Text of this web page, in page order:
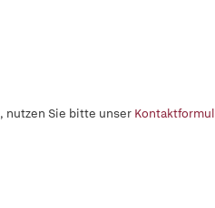
nutzen Sie bitte unser